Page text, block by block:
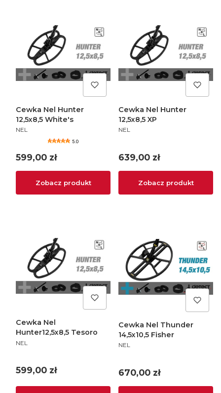
Cewka Nel Hunter
12,5x8,5 White's
PRODUCENT
NEL
5.0
Cena
599,00 zł
Zobacz produkt
Cewka Nel Hunter
12,5x8,5 XP
PRODUCENT
NEL
Cena
639,00 zł
Zobacz produkt
Cewka Nel
Hunter12,5x8,5 Tesoro
PRODUCENT
NEL
Cena
599,00 zł
Cewka Nel Thunder
14,5x10,5 Fisher
PRODUCENT
NEL
Cena
670,00 zł